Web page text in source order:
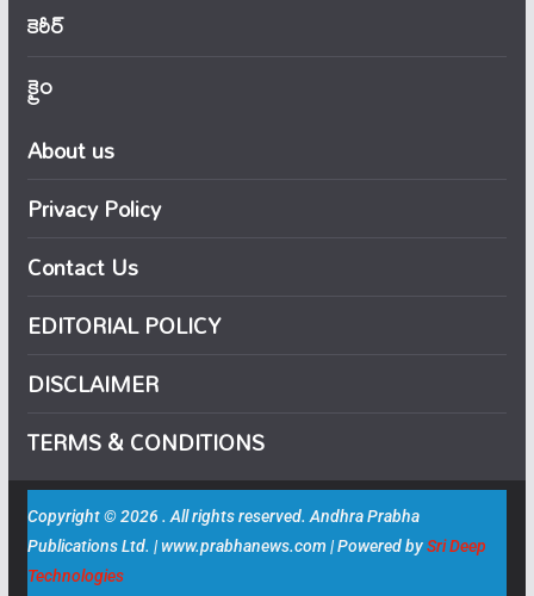
కెరీర్
క్రైం
About us
Privacy Policy
Contact Us
EDITORIAL POLICY
DISCLAIMER
TERMS & CONDITIONS
Copyright © 2026 . All rights reserved. Andhra Prabha
Publications Ltd. | www.prabhanews.com | Powered bySri Deep
Technologies